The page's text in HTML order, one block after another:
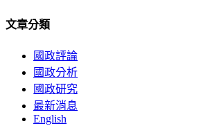
文章分類
國政評論
國政分析
國政研究
最新消息
English